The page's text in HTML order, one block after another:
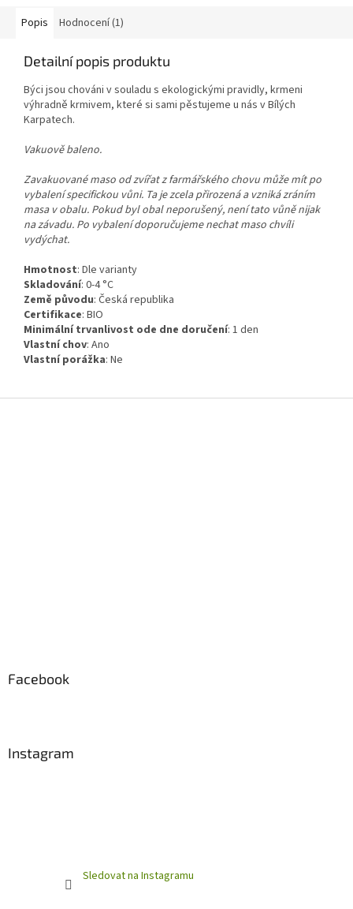
Popis Hodnocení (1)
Detailní popis produktu
Býci jsou chováni v souladu s ekologickými pravidly, krmeni
výhradně krmivem, které si sami pěstujeme u nás v Bílých
Karpatech.
Vakuově baleno.
Zavakuované maso od zvířat z farmářského chovu může mít po
vybalení specifickou vůni. Ta je zcela přirozená a vzniká zráním
masa v obalu. Pokud byl obal neporušený, není tato vůně nijak
na závadu. Po vybalení doporučujeme nechat maso chvíli
vydýchat.
Hmotnost: Dle varianty
Skladování: 0-4 °C
Země původu: Česká republika
Certifikace: BIO
Minimální trvanlivost ode dne doručení: 1 den
Vlastní chov: Ano
Vlastní porážka: Ne
Facebook
Instagram
Sledovat na Instagramu